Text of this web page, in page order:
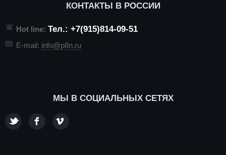
КОНТАКТЫ В РОССИИ
Hot line: Тел.: +7(915)814-09-51
E-mail: info@p8n.ru
МЫ В СОЦИАЛЬНЫХ СЕТЯХ